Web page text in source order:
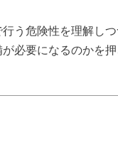
う危険性を理解し
必要になるのかを押